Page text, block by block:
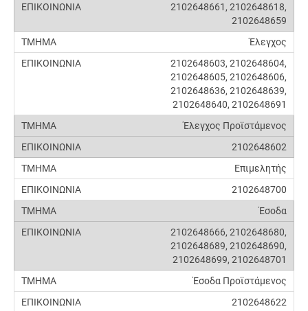
2102648661, 2102648618,
2102648659
Έλεγχος
2102648603, 2102648604,
2102648605, 2102648606,
2102648636, 2102648639,
2102648640, 2102648691
Έλεγχος Προϊστάμενος
2102648602
Επιμελητής
2102648700
Έσοδα
2102648666, 2102648680,
2102648689, 2102648690,
2102648699, 2102648701
Έσοδα Προϊστάμενος
2102648622